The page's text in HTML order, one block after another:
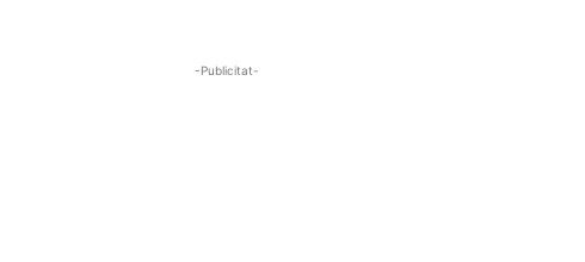
-Publicitat-